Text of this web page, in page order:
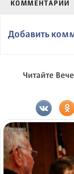
КОММЕНТАРИИ
Добавить
Читайте